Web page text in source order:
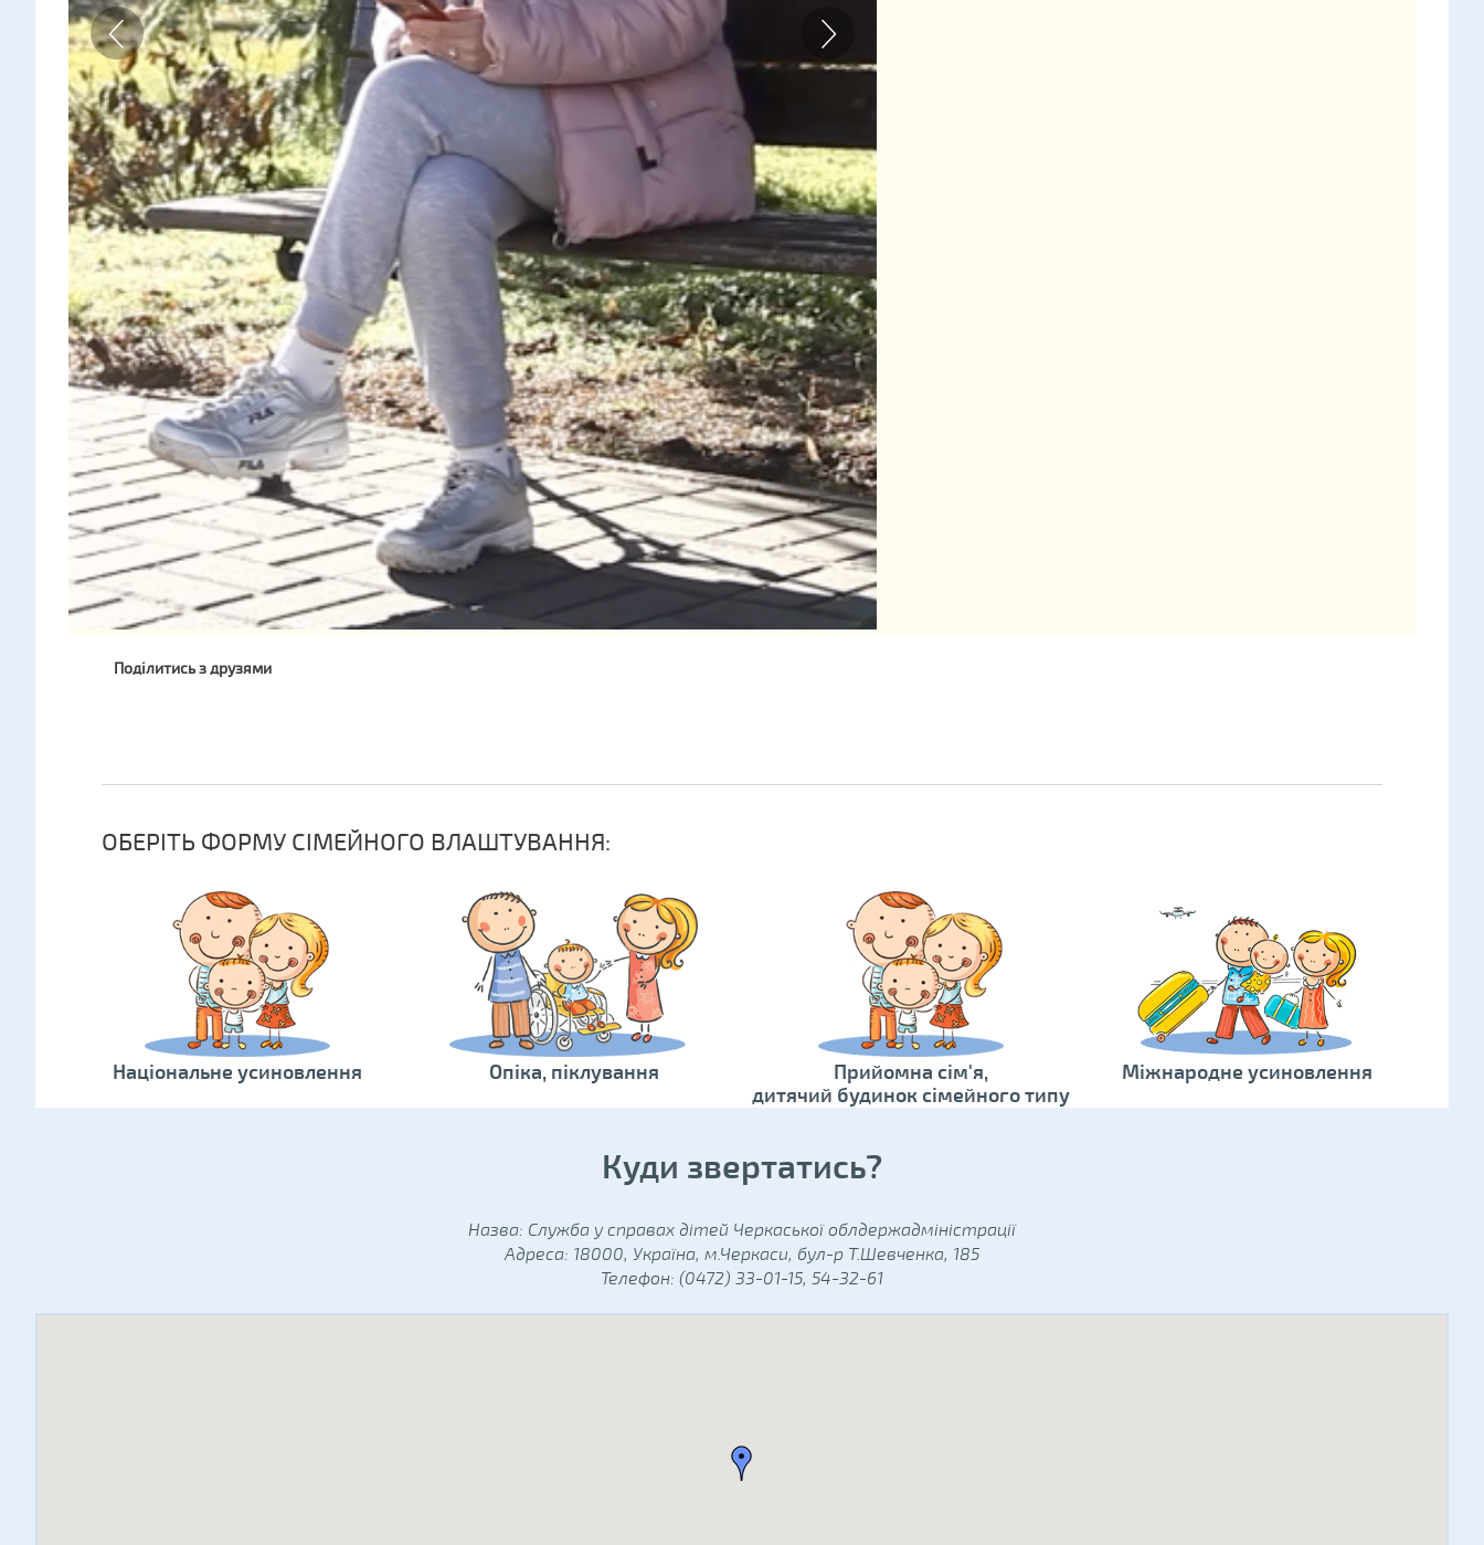
Поділитись з друзями
ОБЕРІТЬ ФОРМУ СІМЕЙНОГО ВЛАШТУВАННЯ:
Національне усиновлення Опіка, піклування
Прийомна сім'я,
дитячий будинок сімейного типу
Міжнародне усиновлення
Куди звертатись?
Назва: Служба у справах дітей Черкаської облдержадміністрації
Адреса: 18000, Україна, м.Черкаси, бул-р Т.Шевченка, 185
Телефон: (0472) 33-01-15, 54-32-61